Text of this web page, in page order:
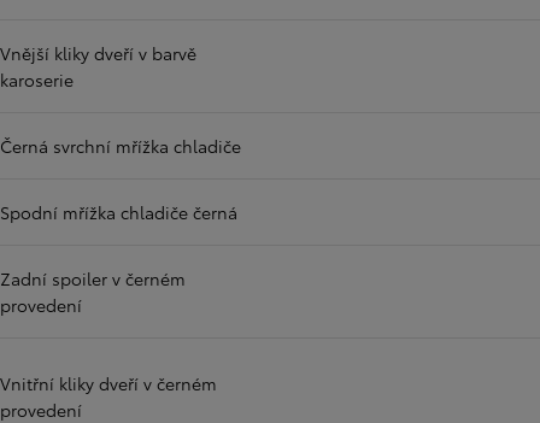
Vnější kliky dveří v barvě
karoserie
Černá svrchní mřížka chladiče
Spodní mřížka chladiče černá
Zadní spoiler v černém
provedení
Vnitřní kliky dveří v černém
provedení